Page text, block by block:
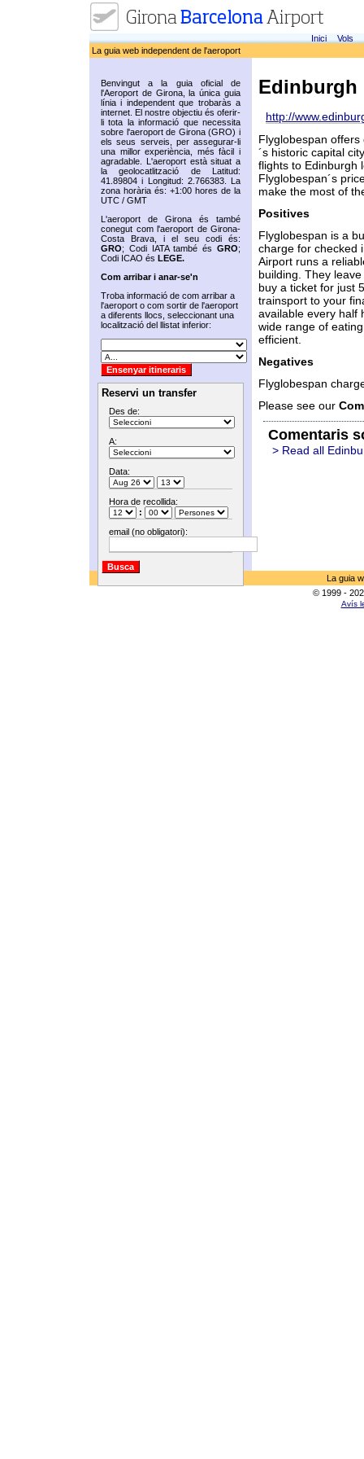
Inici
Vols
La guia web independent de l'aeroport
Benvingut a la guia oficial de
l'Aeroport de Girona, la única guia
línia i independent que trobaràs a
internet. El nostre objectiu és oferir-
li tota la informació que necessita
sobre l'aeroport de Girona (GRO) i
els seus serveis, per assegurar-li
una millor experiència, més fàcil i
agradable. L'aeroport està situat a
la geolocatlització de Latitud:
41.89804 i Longitud: 2.766383. La
zona horària és: +1:00 hores de la
UTC / GMT
L'aeroport de Girona és també
conegut com l'aeroport de Girona-
Costa Brava, i el seu codi és:
GRO; Codi IATA també és GRO;
Codi ICAO és LEGE.
Com arribar i anar-se'n
Troba informació de com arribar a
l'aeroport o com sortir de l'aeroport
a diferents llocs, seleccionant una
localització del llistat inferior:
Reservi un transfer
Des de:
A:
Data:
Hora de recollida:
:
email (no obligatori):
Edinburgh
http://
Flyglobespan
´s historic capital
flights to Edinburgh
Flyglobespan´s
make the most of
Positives
Flyglobespan is a
charge for checked
Airport runs a
building. They
buy a ticket for just
trainsport to your
available every half
wide range of
efficient.
Negatives
Flyglobespan
Please see our
Comentaris
> Read all
La guia
© 1999 -
Avís